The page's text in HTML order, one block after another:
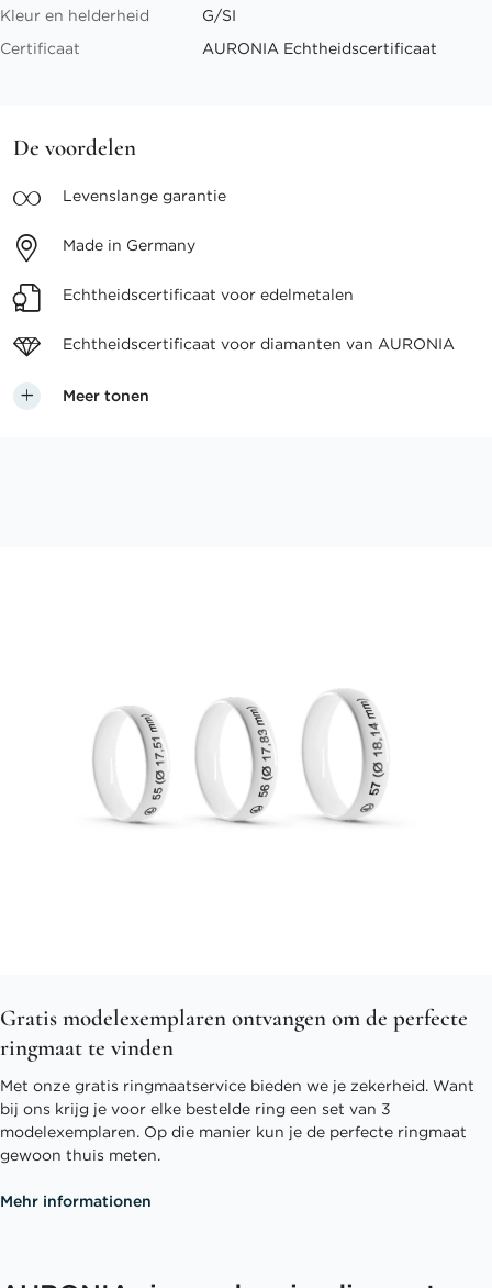
Kleur en helderheid
G/SI
Certificaat
AURONIA Echtheidscertificaat
De voordelen
Levenslange garantie
Made in Germany
Echtheidscertificaat voor edelmetalen
Echtheidscertificaat voor diamanten van AURONIA
Meer tonen
Gratis modelexemplaren ontvangen om de perfecte
ringmaat te vinden
Met onze gratis ringmaatservice bieden we je zekerheid. Want
bij ons krijg je voor elke bestelde ring een set van 3
modelexemplaren. Op die manier kun je de perfecte ringmaat
gewoon thuis meten.
Mehr informationen